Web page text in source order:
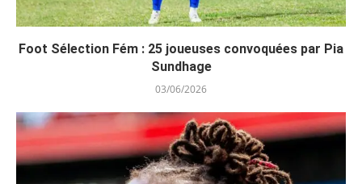
Foot Sélection Fém : 25 joueuses convoquées par Pia
Sundhage
03/06/2026